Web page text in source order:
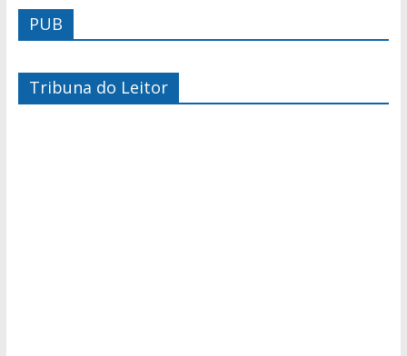
PUB
Tribuna do Leitor